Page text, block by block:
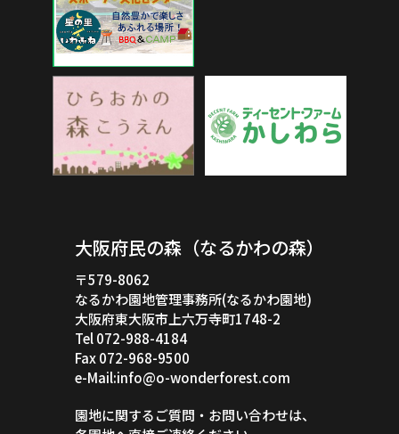
大阪府民の森（なるかわの森）
〒579-8062
なるかわ園地管理事務所(なるかわ園地)
大阪府東大阪市上六万寺町1748-2
Tel 072-988-4184
Fax 072-968-9500
e-Mail:info@o-wonderforest.com
園地に関するご質問・お問い合わせは、